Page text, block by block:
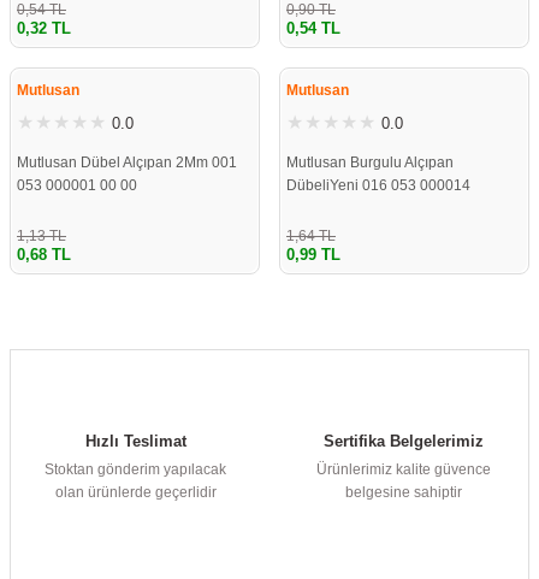
0,54 TL
0,32 TL
0,90 TL
0,54 TL
Mutlusan
0.0
Mutlusan Dübel Alçıpan 2Mm 001
053 000001 00 00
1,13 TL
0,68 TL
Mutlusan
0.0
Mutlusan Burgulu Alçıpan
DübeliYeni 016 053 000014
1,64 TL
0,99 TL
Hızlı Teslimat
Stoktan gönderim yapılacak
olan ürünlerde geçerlidir
Sertifika Belgelerimiz
Ürünlerimiz kalite güvence
belgesine sahiptir